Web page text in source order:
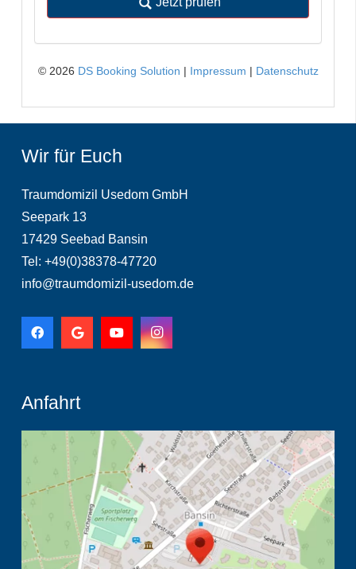
Wir für Euch
Traumdomizil Usedom GmbH
Seepark 13
17429 Seebad Bansin
Tel: +49(0)38378-47720
info@traumdomizil-usedom.de
Anfahrt